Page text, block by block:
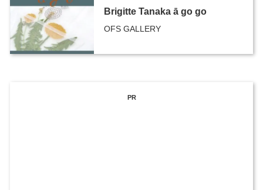
Brigitte Tanaka ā go go
OFS GALLERY
PR